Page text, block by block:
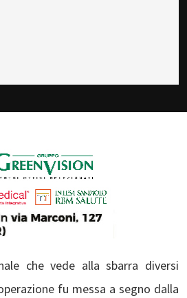
che vede alla sbarra diversi
fu messa a segno dalla